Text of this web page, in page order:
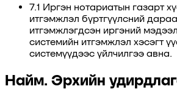
7.1 Иргэн нотариатын газарт
итгэмжлэл бүртгүүлсний
итгэмжлэгдсэн иргэний
системийн итгэмжлэл хэсэгт
системүүдээс үйлчилгээ авна.
Найм. Эрхийн